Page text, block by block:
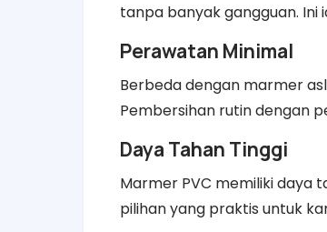
tanpa banyak gangguan. Ini
Perawatan Minimal
Berbeda dengan marmer
Pembersihan rutin dengan
Daya Tahan Tinggi
Marmer PVC memiliki daya
pilihan yang praktis untuk